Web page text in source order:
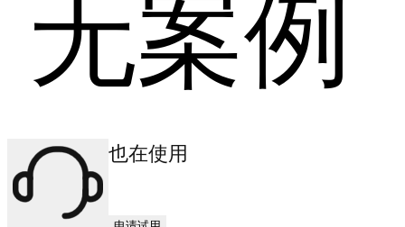
其他商户也在使用